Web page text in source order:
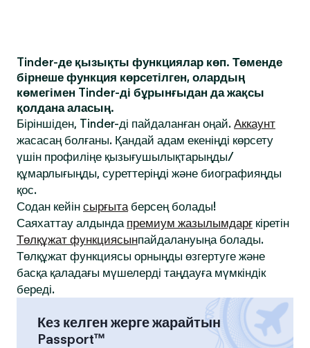
Tinder-де қызықты функциялар көп. Төменде
бірнеше функция көрсетілген, олардың
көмегімен Tinder-ді бұрынғыдан да жақсы
қолдана аласың.
Біріншіден, Tinder-ді пайдаланған оңай. Аккаунт
жасасаң болғаны. Қандай адам екеніңді көрсету
үшін профиліңе қызығушылықтарыңды/
құмарлығыңды, суреттеріңді және биографияңды
қос.
Содан кейін сырғытаберсең болады!
Саяхаттау алдында премиум жазылымдарғ кіретін
Төлқұжат функциясынпайдалануыңа болады.
Төлқұжат функциясы орныңды өзгертуге және
басқа қаладағы мүшелерді таңдауға мүмкіндік
береді.
Кез келген жерге жарайтын
Passport™